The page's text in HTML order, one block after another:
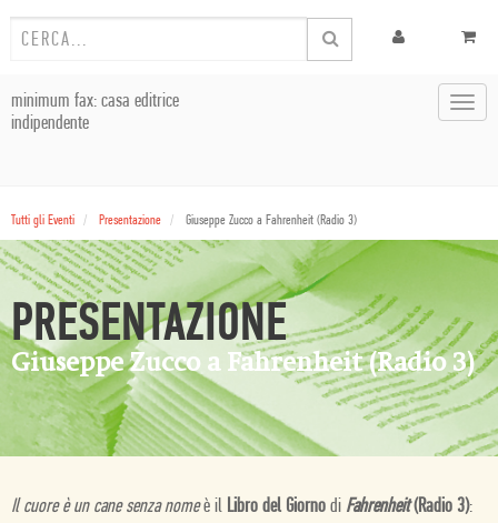
minimum fax: casa editrice
indipendente
Tutti gli Eventi Presentazione Giuseppe Zucco a Fahrenheit (Radio 3)
PRESENTAZIONE
Giuseppe Zucco a Fahrenheit (Radio 3)
Il cuore è un cane senza nomeè il Libro del Giorno di Fahrenheit(Radio 3):